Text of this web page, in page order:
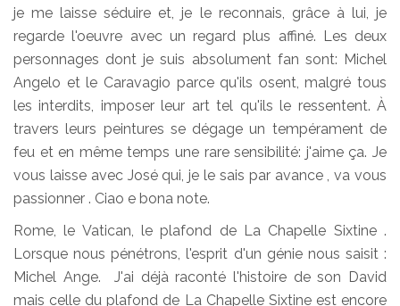
je me laisse séduire et, je le reconnais, grâce à lui, je
regarde l'oeuvre avec un regard plus affiné. Les deux
personnages dont je suis absolument fan sont: Michel
Angelo et le Caravagio parce qu'ils osent, malgré tous
les interdits, imposer leur art tel qu'ils le ressentent. À
travers leurs peintures se dégage un tempérament de
feu et en même temps une rare sensibilité: j'aime ça. Je
vous laisse avec José qui, je le sais par avance , va vous
passionner . Ciao e bona note.
Rome, le Vatican, le plafond de La Chapelle Sixtine .
Lorsque nous pénétrons, l'esprit d'un génie nous saisit :
Michel Ange. J'ai déjà raconté l'histoire de son David
mais celle du plafond de La Chapelle Sixtine est encore